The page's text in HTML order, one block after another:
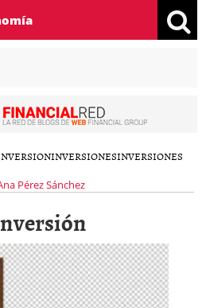
INVERSIONESINVERSIONES
Pérez Sánchez